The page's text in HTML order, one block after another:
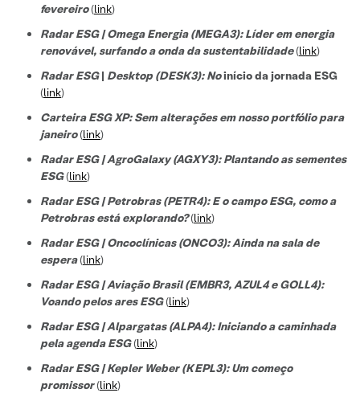
fevereiro(link)
Radar ESG | Omega Energia (MEGA3): Líder em energia
renovável, surfando a onda da sustentabilidade(link)
Radar ESG| Desktop (DESK3): Noinício da jornada ESG
(link)
Carteira ESG XP: Sem alterações em nosso portfólio para
janeiro(link)
Radar ESG | AgroGalaxy (AGXY3): Plantando as sementes
ESG(link)
Radar ESG | Petrobras (PETR4): E o campo ESG, como a
Petrobras está explorando?(link)
Radar ESG | Oncoclínicas (ONCO3): Ainda na sala de
espera(link)
Radar ESG | Aviação Brasil (EMBR3, AZUL4 e GOLL4):
Voando pelos ares ESG(link)
Radar ESG | Alpargatas (ALPA4): Iniciando a caminhada
pela agenda ESG(link)
Radar ESG | Kepler Weber (KEPL3): Um começo
promissor(link)